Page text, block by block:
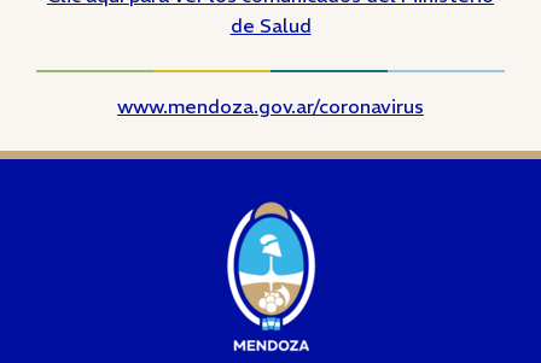
de Salud
www.mendoza.gov.ar/coronavirus